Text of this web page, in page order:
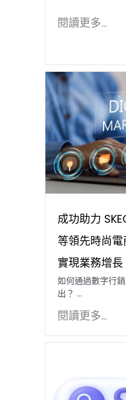
閱讀更多...
成功助力
等領先時尚
實現業務增長
如何通過數字行
出？ …
閱讀更多...